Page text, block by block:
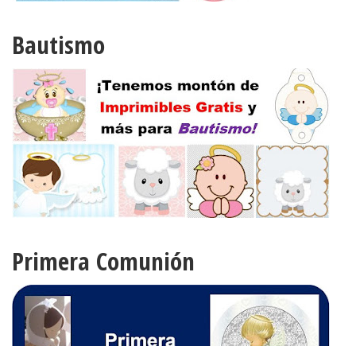
Bautismo
Primera Comunión